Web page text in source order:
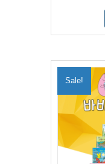
Sale!